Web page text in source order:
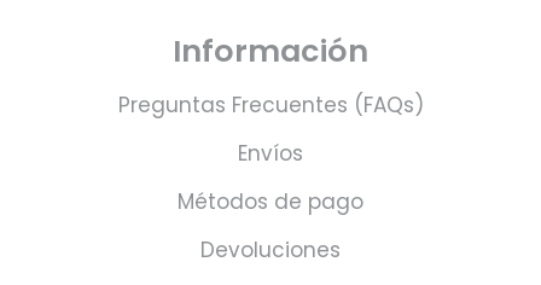
Información
Preguntas Frecuentes (FAQs)
Envíos
Métodos de pago
Devoluciones